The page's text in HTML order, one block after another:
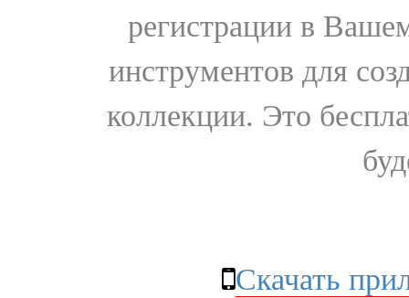
регистрации в
инструментов для
коллекции. Это
Скачать